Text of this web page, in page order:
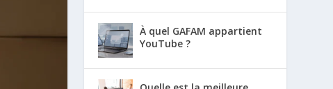
À quel GAFAM appartient
YouTube ?